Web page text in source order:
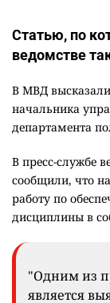
Статью, по
ведомстве
В МВД
начальника
департамента
В пресс-службе
сообщили, что
работу по
дисциплины в
"Одним из
является